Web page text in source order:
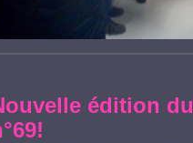
édition